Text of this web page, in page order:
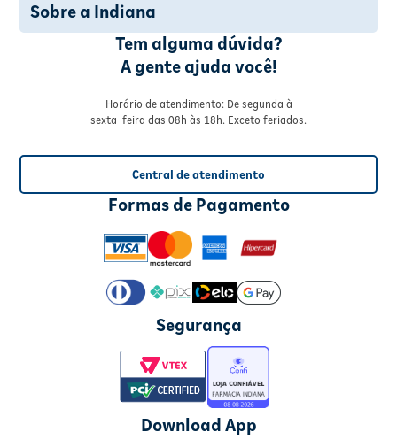
Sobre a Indiana
Tem alguma dúvida?
A gente ajuda você!
Horário de atendimento: De segunda à
sexta-feira das 08h às 18h. Exceto feriados.
Central de atendimento
Formas de Pagamento
Segurança
Download App